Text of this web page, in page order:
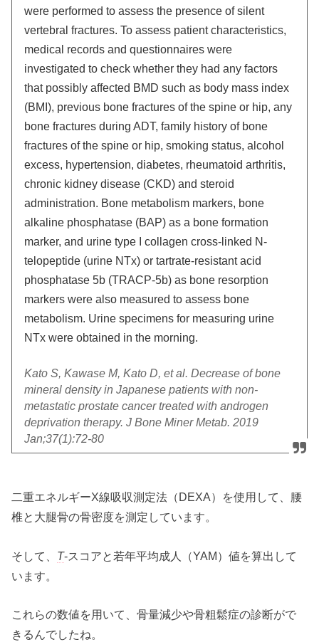
were performed to assess the presence of silent
vertebral fractures. To assess patient characteristics,
medical records and questionnaires were
investigated to check whether they had any factors
that possibly affected BMD such as body mass index
(BMI), previous bone fractures of the spine or hip, any
bone fractures during ADT, family history of bone
fractures of the spine or hip, smoking status, alcohol
excess, hypertension, diabetes, rheumatoid arthritis,
chronic kidney disease (CKD) and steroid
administration. Bone metabolism markers, bone
alkaline phosphatase (BAP) as a bone formation
marker, and urine type I collagen cross-linked N-
telopeptide (urine NTx) or tartrate-resistant acid
phosphatase 5b (TRACP-5b) as bone resorption
markers were also measured to assess bone
metabolism. Urine specimens for measuring urine
NTx were obtained in the morning.
Kato S, Kawase M, Kato D, et al. Decrease of bone
mineral density in Japanese patients with non-
metastatic prostate cancer treated with androgen
deprivation therapy. J Bone Miner Metab. 2019
Jan;37(1):72-80
二重エネルギーX線吸収測定法（DEXA）を使用して、腰
椎と大腿骨の骨密度を測定しています。
そして、 T-スコアと若年平均成人（YAM）値を算出して
います。
これらの数値を用いて、骨量減少や骨粗鬆症の診断がで
きるんでしたね。